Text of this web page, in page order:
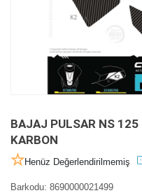
BAJAJ PULSAR NS
KARBON
Henüz Değerlendirilmemiş
Barkodu: 8690000021499